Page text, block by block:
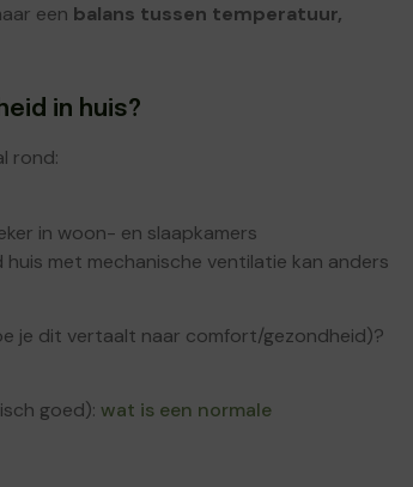
een balans tussen temperatuur,
in huis?
rond:
in woon- en slaapkamers
met mechanische ventilatie kan anders
je dit vertaalt naar comfort/gezondheid)?
goed): wat is een normale